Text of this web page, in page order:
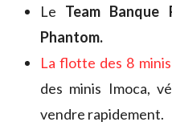
Le Team Banque
Phantom.
La flotte des 8
des minis Imoca,
vendre rapidement.